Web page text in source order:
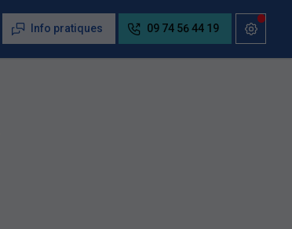
Info pratiques 09 74 56 44 19